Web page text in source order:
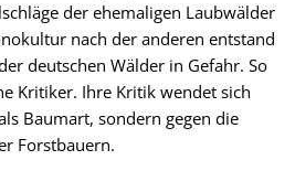
der ehemaligen Laubwälder
nach der anderen entstand
deutschen Wälder in Gefahr. So
Kritiker. Ihre Kritik wendet sich
Baumart, sondern gegen die
Forstbauern.